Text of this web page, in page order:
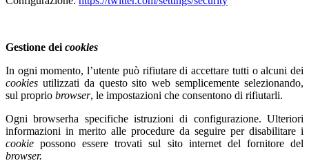
Gestione dei cookies
In ogni momento, l’utente può rifiutare di accettare tutti o alcuni dei
cookies utilizzati da questo sito web semplicemente selezionando,
sul proprio browser, le impostazioni che consentono di rifiutarli.
Ogni browserha specifiche istruzioni di configurazione. Ulteriori
informazioni in merito alle procedure da seguire per disabilitare i
cookiepossono essere trovati sul sito internet del fornitore del
browser.